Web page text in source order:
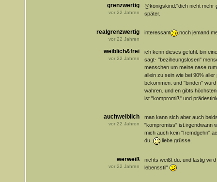
grenzwertig
vor 22 Jahren
@königskind:"dich nicht mehr
später.
realgrenzwertig
vor 22 Jahren
interessant .noch jemand
weiblich&frei
vor 22 Jahren
ich kenn dieses gefühl. bin
sagt- "beziheungslosen"
menschen um meine nase
allein zu sein wie bei 90%
bekommen. und "binden"
wahren. und en gibts
ist "kompromiß" und
auchweiblich
vor 22 Jahren
man kann sich aber auch
"kompromiss" ist.irgendwann
mich auch kein
du..
.liebe grüsse.
werweiß
vor 22 Jahren
nichts weißt du. und lästig
lebensstil"